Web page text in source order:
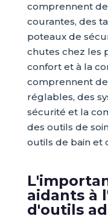
comprennent
courantes, des
poteaux de
chutes chez les
confort et à la
comprennent
réglables, des
sécurité et la
des outils de
outils de bain et
aidants à
d'outils